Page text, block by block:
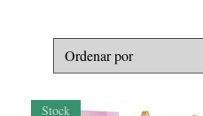
Ordenar por
Stock